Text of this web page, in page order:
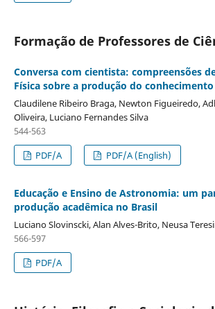
Formação de Professores de
Conversa com cientista: compreensões
Física sobre a produção do
Claudilene Ribeiro Braga, Newton Figueiredo,
Oliveira, Luciano Fernandes Silva
544-563
PDF/A
PDF/A (English)
Educação e Ensino de Astronomia: um
produção acadêmica no Brasil
Luciano Slovinscki, Alan Alves-Brito, Neusa
566-597
PDF/A